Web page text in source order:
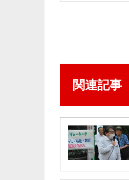
関連記事